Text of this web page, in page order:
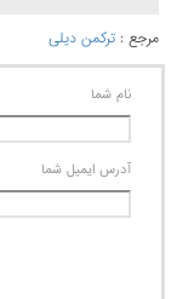
مرجع : ترکمن دیلی
نام شما
آدرس ايميل شما